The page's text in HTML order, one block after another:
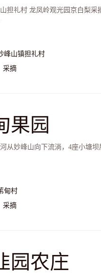
担礼村 龙凤岭观光园京白梨
峰山镇担礼村
采摘
果园
从妙峰山向下流淌，4座小塘
甸村
采摘
园农庄